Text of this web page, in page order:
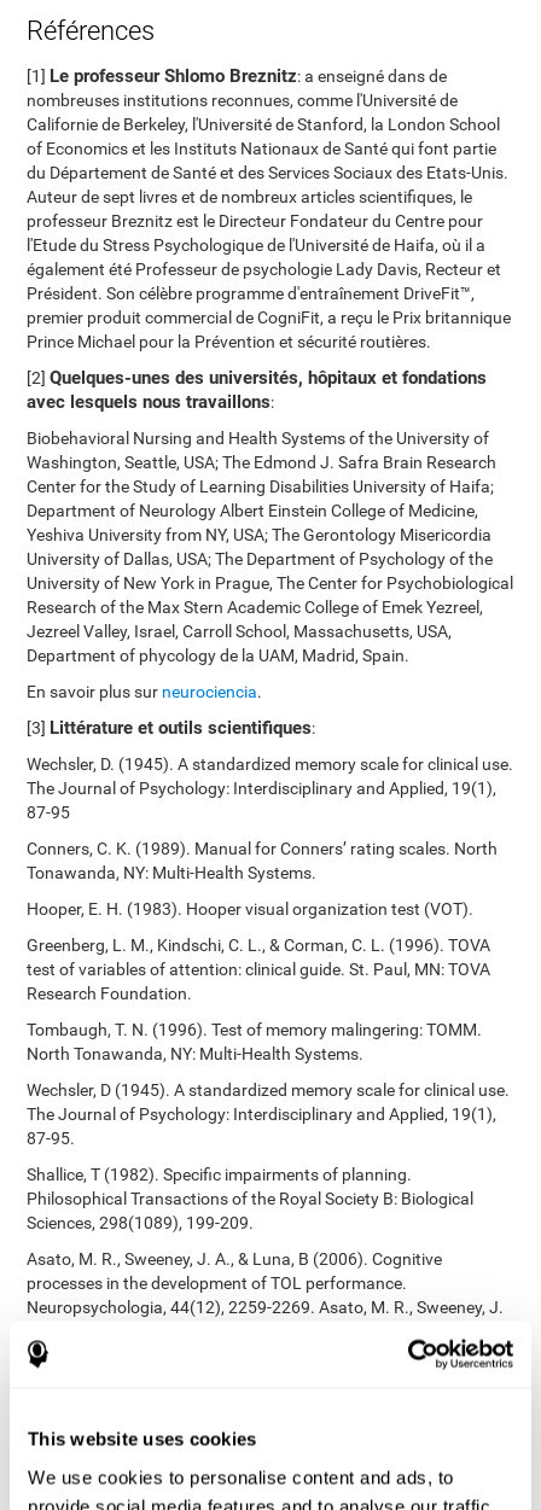
This website uses cookies
We use cookies to personalise content and ads, to
provide social media features and to analyse our traffic.
Références
[1] Le professeur Shlomo Breznitz: a enseigné dans de
nombreuses institutions reconnues, comme l'Université de
Californie de Berkeley, l'Université de Stanford, la London School
of Economics et les Instituts Nationaux de Santé qui font partie
du Département de Santé et des Services Sociaux des Etats-Unis.
Auteur de sept livres et de nombreux articles scientifiques, le
professeur Breznitz est le Directeur Fondateur du Centre pour
l'Etude du Stress Psychologique de l'Université de Haifa, où il a
également été Professeur de psychologie Lady Davis, Recteur et
Président. Son célèbre programme d'entraînement DriveFit™,
premier produit commercial de CogniFit, a reçu le Prix britannique
Prince Michael pour la Prévention et sécurité routières.
[2]Quelques-unes des universités, hôpitaux et fondations
avec lesquels nous travaillons:
Biobehavioral Nursing and Health Systems of the University of
Washington, Seattle, USA; The Edmond J. Safra Brain Research
Center for the Study of Learning Disabilities University of Haifa;
Department of Neurology Albert Einstein College of Medicine,
Yeshiva University from NY, USA; The Gerontology Misericordia
University of Dallas, USA; The Department of Psychology of the
University of New York in Prague, The Center for Psychobiological
Research of the Max Stern Academic College of Emek Yezreel,
Jezreel Valley, Israel, Carroll School, Massachusetts, USA,
Department of phycology de la UAM, Madrid, Spain.
En savoir plus sur neurociencia.
[3] Littérature et outils scientifiques:
Wechsler, D. (1945). A standardized memory scale for clinical use.
The Journal of Psychology: Interdisciplinary and Applied, 19(1),
87-95
Conners, C. K. (1989). Manual for Conners’ rating scales. North
Tonawanda, NY: Multi-Health Systems.
Hooper, E. H. (1983). Hooper visual organization test (VOT).
Greenberg, L. M., Kindschi, C. L., & Corman, C. L. (1996). TOVA
test of variables of attention: clinical guide. St. Paul, MN: TOVA
Research Foundation.
Tombaugh, T. N. (1996). Test of memory malingering: TOMM.
North Tonawanda, NY: Multi-Health Systems.
Wechsler, D (1945). A standardized memory scale for clinical use.
The Journal of Psychology: Interdisciplinary and Applied, 19(1),
87-95.
Shallice, T (1982). Specific impairments of planning.
Philosophical Transactions of the Royal Society B: Biological
Sciences, 298(1089), 199-209.
Asato, M. R., Sweeney, J. A., & Luna, B (2006). Cognitive
processes in the development of TOL performance.
Neuropsychologia, 44(12), 2259-2269. Asato, M. R., Sweeney, J.
TOL performance. Neuropsychologia, 44(12), 2259-2269.
Korkman, M., Kirk, U., & Kemp, S (1998). Manual for the NEPSY.
San Antonio, TX: Psychological corporation.